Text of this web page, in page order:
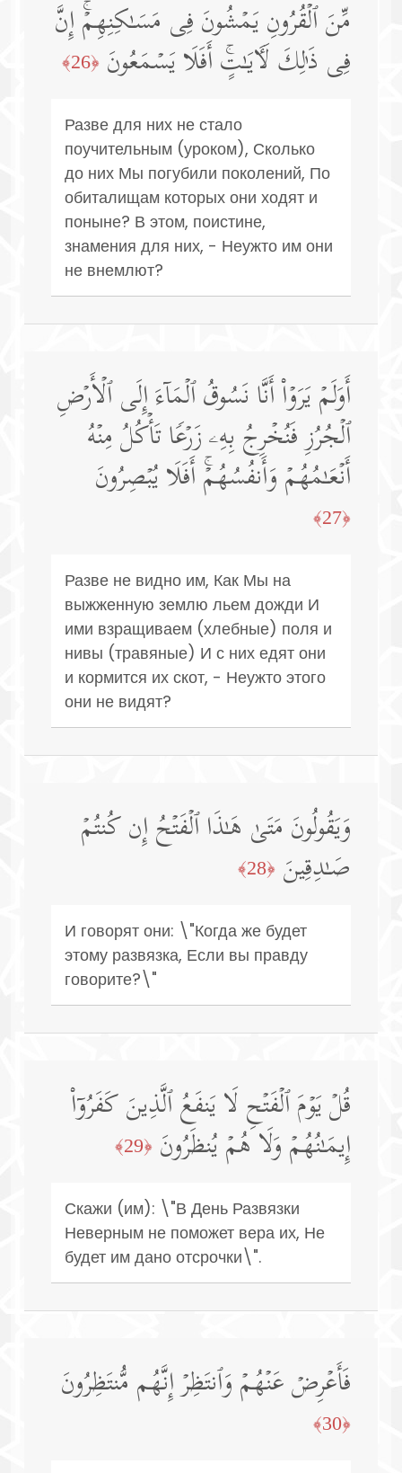
مِّنَ ٱلۡقُرُونِ یَمۡشُونَ فِی مَسَـٰكِنِهِمۡۚ إِنَّ
فِی ذَ ٰ⁠لِكَ لَـَٔایَـٰتٍۚ أَفَلَا یَسۡمَعُونَ ﴿26﴾
Разве для них не стало
поучительным (уроком), Сколько
до них Мы погубили поколений, По
обиталищам которых они ходят и
поныне? В этом, поистине,
знамения для них, - Неужто им они
не внемлют?
أَوَلَمۡ یَرَوۡا۟ أَنَّا نَسُوقُ ٱلۡمَاۤءَ إِلَى ٱلۡأَرۡضِ
ٱلۡجُرُزِ فَنُخۡرِجُ بِهِۦ زَرۡعࣰا تَأۡكُلُ مِنۡهُ
أَنۡعَـٰمُهُمۡ وَأَنفُسُهُمۡۚ أَفَلَا یُبۡصِرُونَ
﴿27﴾
Разве не видно им, Как Мы на
выжженную землю льем дожди И
ими взращиваем (хлебные) поля и
нивы (травяные) И с них едят они
и кормится их скот, - Неужто этого
они не видят?
وَیَقُولُونَ مَتَىٰ هَـٰذَا ٱلۡفَتۡحُ إِن كُنتُمۡ
صَـٰدِقِینَ ﴿28﴾
И говорят они: \"Когда же будет
этому развязка, Если вы правду
говорите?\"
قُلۡ یَوۡمَ ٱلۡفَتۡحِ لَا یَنفَعُ ٱلَّذِینَ كَفَرُوۤا۟
إِیمَـٰنُهُمۡ وَلَا هُمۡ یُنظَرُونَ ﴿29﴾
Скажи (им): \"В День Развязки
Неверным не поможет вера их, Не
будет им дано отсрочки\".
فَأَعۡرِضۡ عَنۡهُمۡ وَٱنتَظِرۡ إِنَّهُم مُّنتَظِرُونَ
﴿30﴾